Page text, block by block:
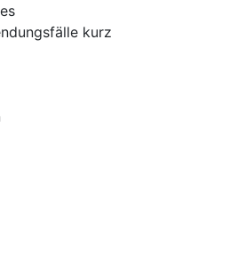
kurz